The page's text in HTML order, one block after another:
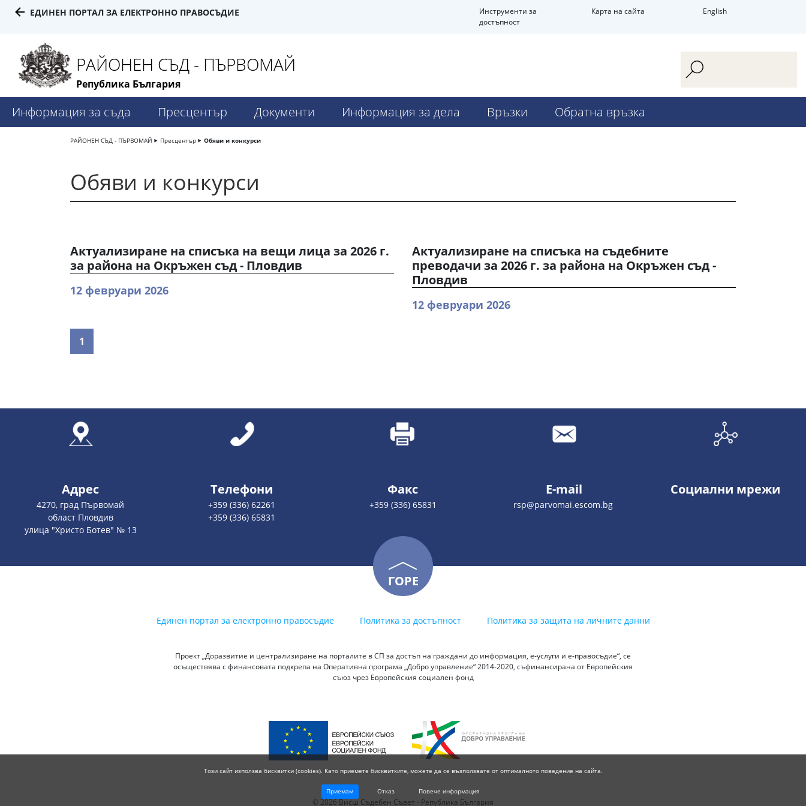
ЕДИНЕН ПОРТАЛ ЗА ЕЛЕКТРОННО ПРАВОСЪДИЕ
Инструменти за
достъпност
Карта на сайта English
РАЙОНЕН СЪД - ПЪРВОМАЙ
Република България
Информация за съда Пресцентър Документи Информация за дела Връзки Обратна връзка
РАЙОНЕН СЪД - ПЪРВОМАЙ Пресцентър Обяви и конкурси
Обяви и конкурси
Актуализиране на списъка на вещи лица за 2026 г.
за района на Окръжен съд - Пловдив
12 февруари 2026
Актуализиране на списъка на съдебните
преводачи за 2026 г. за района на Окръжен съд -
Пловдив
12 февруари 2026
1
Адрес
4270, град Първомай
област Пловдив
улица "Христо Ботев" № 13
Телефони
+359 (336) 62261
+359 (336) 65831
Факс
+359 (336) 65831
E-mail
rsp@parvomai.escom.bg
Социални мрежи
ГОРЕ
Единен портал за електронно правосъдие Политика за достъпност Политика за защита на личните данни
Проект „Доразвитие и централизиране на порталите в СП за достъп на граждани до информация, е-услуги и е-правосъдие“, се
осъществява с финансовата подкрепа на Оперативна програма „Добро управление“ 2014-2020, съфинансирана от Европейския
съюз чрез Европейския социален фонд
© 2026 Висш Съдебен Съвет - Република България
Този сайт използва бисквитки (cookies). Като приемете бисквитките, можете да се възползвате от оптималното поведение на сайта.
Приемам Отказ Повече информация